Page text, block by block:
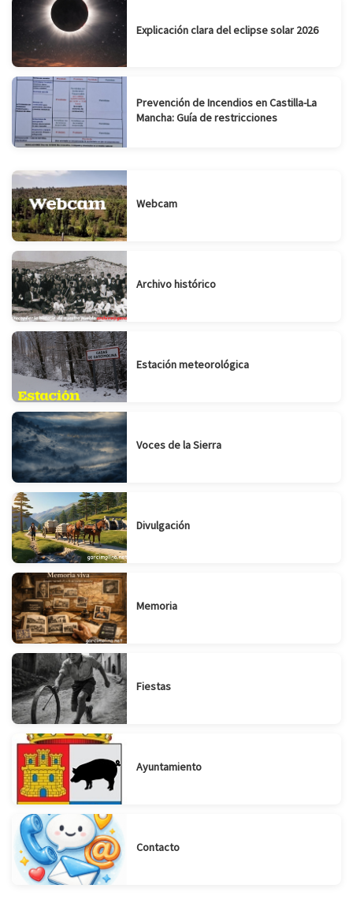
Explicación clara del eclipse solar 2026
Prevención de Incendios en Castilla-La
Mancha: Guía de restricciones
Webcam
Archivo histórico
Estación meteorológica
Voces de la Sierra
Divulgación
Memoria
Fiestas
Ayuntamiento
Contacto